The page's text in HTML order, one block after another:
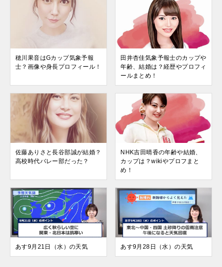
穂川果音はGカップ気象予報
士？画像や身長プロフィール！
田井杏佳気象予報士のカップや
年齢、結婚は？経歴やプロフィ
ールまとめ！
佐藤ありさと長谷部誠が結婚？
高校時代バレー部だった？
NHK吉田晴香の年齢や結婚、
カップは？wikiやプロフまと
め！
あす9月21日（水）の天気 あす9月28日（水）の天気